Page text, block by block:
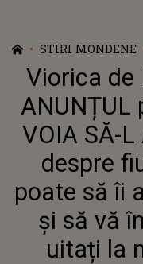
STIRI MONDENE
Viorica de
ANUNȚUL
VOIA SĂ-
despre
poate să îi
și să vă
uitați la